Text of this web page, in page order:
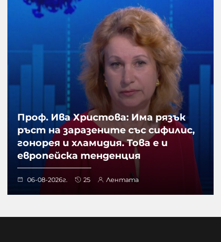
Проф. Ива Христова: Има рязък
ръст на заразените със сифилис,
гонорея и хламидия. Това е и
европейска тенденция
06-08-2026г. 25 Лентата